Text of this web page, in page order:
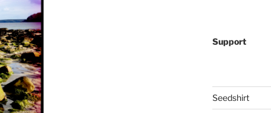
Support
Seedshirt